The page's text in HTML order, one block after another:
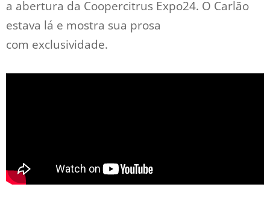
a abertura da Coopercitrus Expo24. O Carlão
estava lá e mostra sua prosa
com exclusividade.